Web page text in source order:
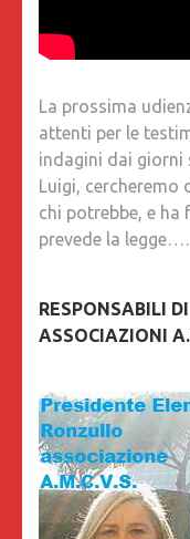
La prossima
attenti per le
indagini dai giorni
Luigi, cercheremo
chi potrebbe, e
prevede la
RESPONSABILI
ASSOCIAZIONI